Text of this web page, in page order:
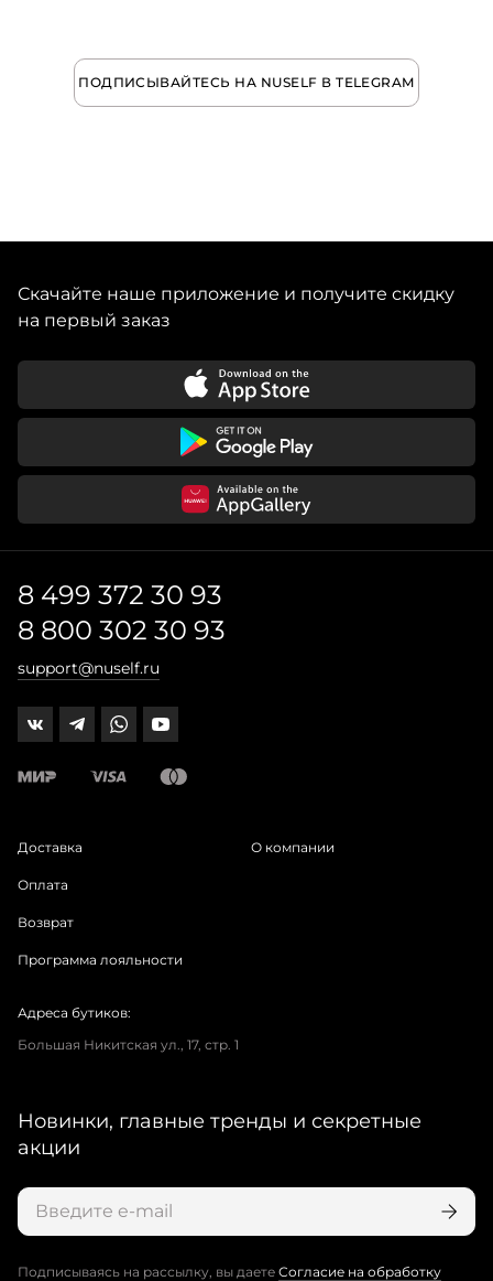
ПОДПИСЫВАЙТЕСЬ НА NUSELF В TELEGRAM
Скачайте наше приложение и получите скидку
на первый заказ
8 499 372 30 93
8 800 302 30 93
support@nuself.ru
Доставка
Оплата
Возврат
Программа лояльности
О компании
Адреса бутиков:
Большая Никитская ул., 17, стр. 1
Новинки, главные тренды и секретные
акции
Подписываясь на рассылку, вы даете Согласие на обработку